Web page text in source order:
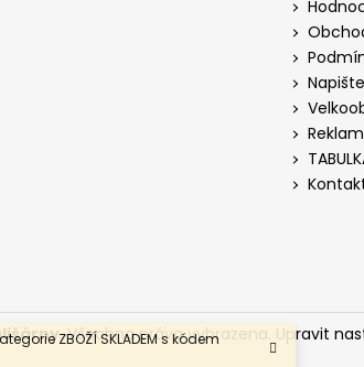
ZBOŽÍ SKLADEM s kódem
. Všechna práva vyhrazena. Upravit